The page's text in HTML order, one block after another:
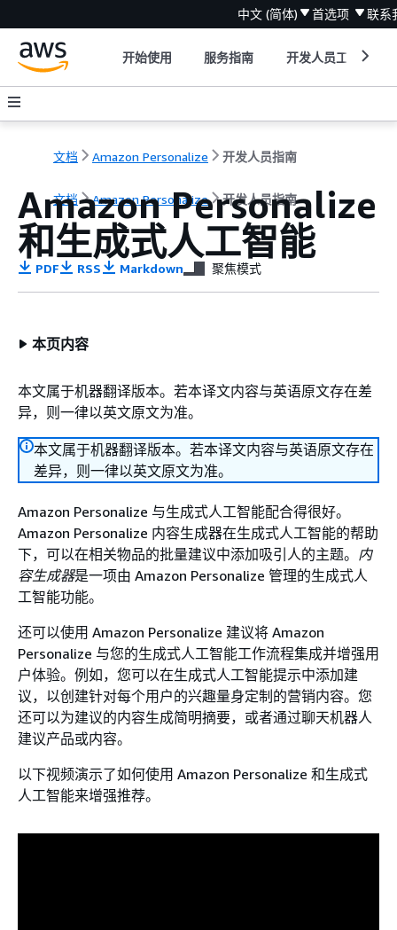
中文 (简体) 首选项 联系
开始使用 服务指南 开发人员工具
文档 Amazon Personalize 开发人员指南
文档 Amazon Personalize 开发人员指南
Amazon Personalize
和生成式人工智能
PDF RSS Markdown 聚焦模式
本页内容
本文属于机器翻译版本。若本译文内容与英语原文存在差
异，则一律以英文原文为准。
本文属于机器翻译版本。若本译文内容与英语原文存在
差异，则一律以英文原文为准。
Amazon Personalize 与生成式人工智能配合得很好。
Amazon Personalize 内容生成器在生成式人工智能的帮助
下，可以在相关物品的批量建议中添加吸引人的主题。 内
容生成器是一项由 Amazon Personalize 管理的生成式人
工智能功能。
还可以使用 Amazon Personalize 建议将 Amazon
Personalize 与您的生成式人工智能工作流程集成并增强用
户体验。例如，您可以在生成式人工智能提示中添加建
议，以创建针对每个用户的兴趣量身定制的营销内容。您
还可以为建议的内容生成简明摘要，或者通过聊天机器人
建议产品或内容。
以下视频演示了如何使用 Amazon Personalize 和生成式
人工智能来增强推荐。